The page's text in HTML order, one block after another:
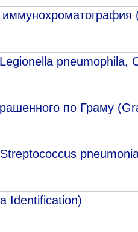
pneumophila,
по Граму
Identification)